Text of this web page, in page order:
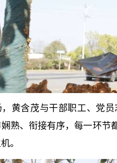
黄含茂与干部职工、党
熟、衔接有序，每一环节
。